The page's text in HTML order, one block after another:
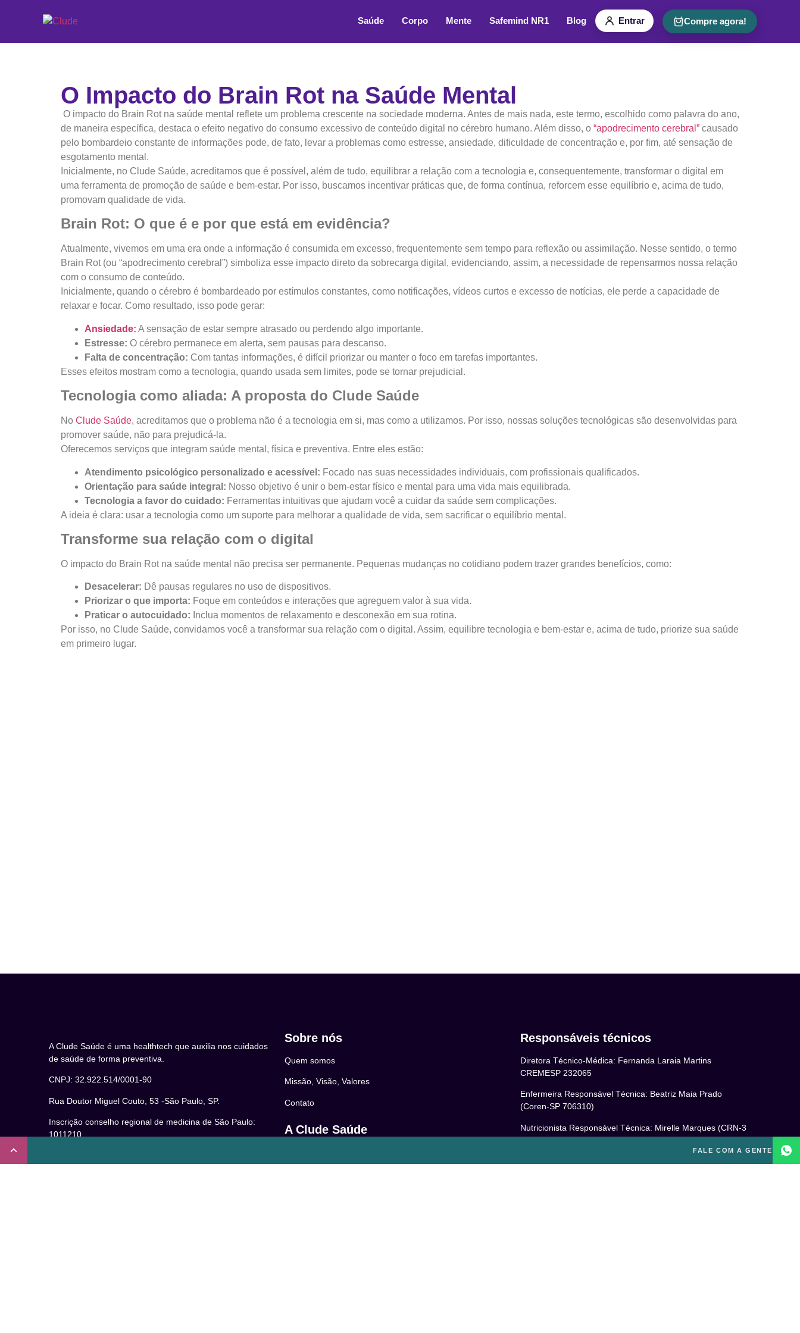
Saúde Corpo Mente Safemind NR1 Blog Entrar Compre agora!
O Impacto do Brain Rot na Saúde Mental
O impacto do Brain Rot na saúde mental reflete um problema crescente na sociedade moderna. Antes de mais nada, este termo, escolhido como palavra do ano,
de maneira específica, destaca o efeito negativo do consumo excessivo de conteúdo digital no cérebro humano. Além disso, o “apodrecimento cerebral” causado
pelo bombardeio constante de informações pode, de fato, levar a problemas como estresse, ansiedade, dificuldade de concentração e, por fim, até sensação de
esgotamento mental.
Inicialmente, no Clude Saúde, acreditamos que é possível, além de tudo, equilibrar a relação com a tecnologia e, consequentemente, transformar o digital em
uma ferramenta de promoção de saúde e bem-estar. Por isso, buscamos incentivar práticas que, de forma contínua, reforcem esse equilíbrio e, acima de tudo,
promovam qualidade de vida.
Brain Rot: O que é e por que está em evidência?
Atualmente, vivemos em uma era onde a informação é consumida em excesso, frequentemente sem tempo para reflexão ou assimilação. Nesse sentido, o termo
Brain Rot (ou “apodrecimento cerebral”) simboliza esse impacto direto da sobrecarga digital, evidenciando, assim, a necessidade de repensarmos nossa relação
com o consumo de conteúdo.
Inicialmente, quando o cérebro é bombardeado por estímulos constantes, como notificações, vídeos curtos e excesso de notícias, ele perde a capacidade de
relaxar e focar. Como resultado, isso pode gerar:
Ansiedade: A sensação de estar sempre atrasado ou perdendo algo importante.
Estresse: O cérebro permanece em alerta, sem pausas para descanso.
Falta de concentração: Com tantas informações, é difícil priorizar ou manter o foco em tarefas importantes.
Esses efeitos mostram como a tecnologia, quando usada sem limites, pode se tornar prejudicial.
Tecnologia como aliada: A proposta do Clude Saúde
No Clude Saúde, acreditamos que o problema não é a tecnologia em si, mas como a utilizamos. Por isso, nossas soluções tecnológicas são desenvolvidas para
promover saúde, não para prejudicá-la.
Oferecemos serviços que integram saúde mental, física e preventiva. Entre eles estão:
Atendimento psicológico personalizado e acessível: Focado nas suas necessidades individuais, com profissionais qualificados.
Orientação para saúde integral: Nosso objetivo é unir o bem-estar físico e mental para uma vida mais equilibrada.
Tecnologia a favor do cuidado: Ferramentas intuitivas que ajudam você a cuidar da saúde sem complicações.
A ideia é clara: usar a tecnologia como um suporte para melhorar a qualidade de vida, sem sacrificar o equilíbrio mental.
Transforme sua relação com o digital
O impacto do Brain Rot na saúde mental não precisa ser permanente. Pequenas mudanças no cotidiano podem trazer grandes benefícios, como:
Desacelerar: Dê pausas regulares no uso de dispositivos.
Priorizar o que importa: Foque em conteúdos e interações que agreguem valor à sua vida.
Praticar o autocuidado: Inclua momentos de relaxamento e desconexão em sua rotina.
Por isso, no Clude Saúde, convidamos você a transformar sua relação com o digital. Assim, equilibre tecnologia e bem-estar e, acima de tudo, priorize sua saúde
em primeiro lugar.
FALE COM A GENTE
A Clude Saúde é uma healthtech que auxilia nos cuidados
de saúde de forma preventiva.
CNPJ: 32.922.514/0001-90
Rua Doutor Miguel Couto, 53 -São Paulo, SP.
Inscrição conselho regional de medicina de São Paulo:
1011210
Sobre nós
Quem somos
Missão, Visão, Valores
Contato
A Clude Saúde
Responsáveis técnicos
Diretora Técnico-Médica: Fernanda Laraia Martins
CREMESP 232065
Enfermeira Responsável Técnica: Beatriz Maia Prado
(Coren-SP 706310)
Nutricionista Responsável Técnica: Mirelle Marques (CRN-3